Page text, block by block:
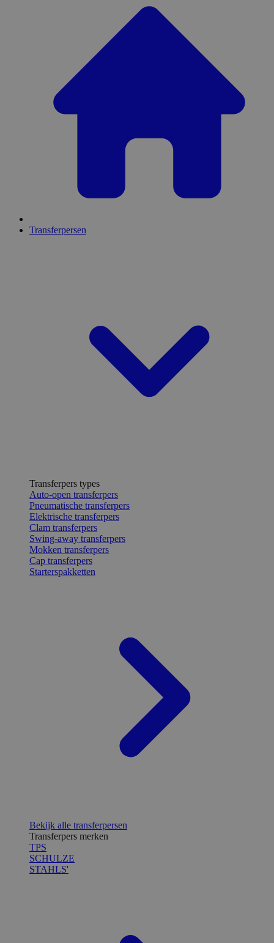
Transferpersen
Transferpers types
Auto-open transferpers
Pneumatische transferpers
Elektrische transferpers
Clam transferpers
Swing-away transferpers
Mokken transferpers
Cap transferpers
Starterspakketten
Bekijk alle transferpersen
Transferpers merken
TPS
SCHULZE
STAHLS'